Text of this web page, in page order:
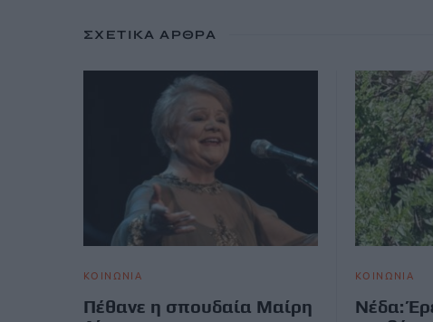
ΣΧΕΤΙΚΆ ΆΡΘΡΑ
ΚΟΙΝΩΝΙΑ
Πέθανε η σπουδαία Μαίρη
ΚΟΙΝΩΝΙΑ
Νέδα: